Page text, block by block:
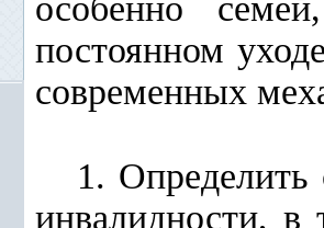
особенно
постоянном
современных
1.
инвалидности, в